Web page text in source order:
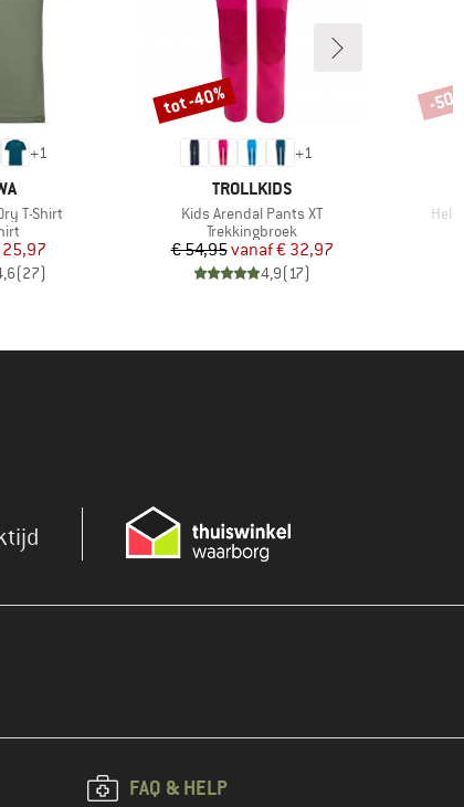
+1
T-Shirt
prijs
(27)
+1
MERK
TROLLKIDS
Artikel
Kids Arendal Pants XT
Productgroep
Trekkingbroek
Prijs
€ 54,95 Verlaagde prijs
vanaf€ 32,97
4,9(17)
Korting
tot -40% -
FAQ & HELP